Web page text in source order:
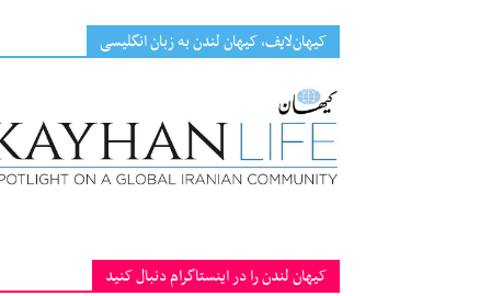
کیهان‌لایف، کیهان لندن به زبان انگلیسی
کیهان لندن را در اینستاگرام دنبال کنید